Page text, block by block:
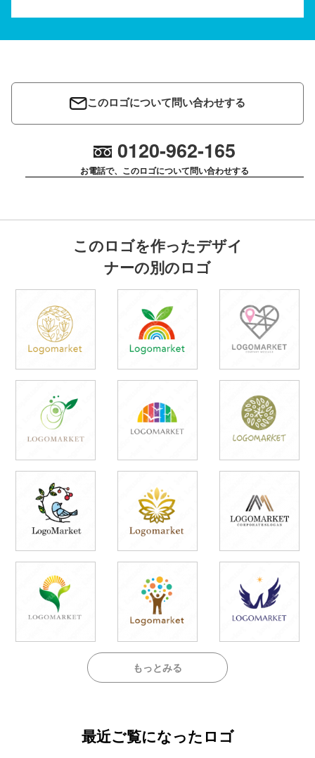
このロゴについて問い合わせする
0120-962-165
お電話で、このロゴについて問い合わせする
このロゴを作ったデザイ
ナーの別のロゴ
もっとみる
最近ご覧になったロゴ